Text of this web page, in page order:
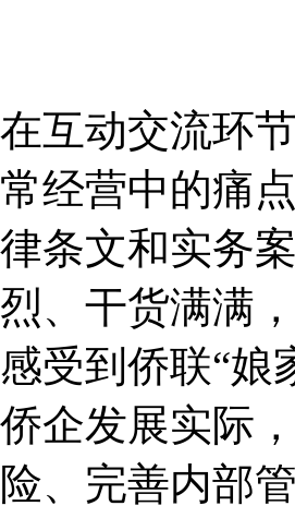
在互动交流环
常经营中的痛
律条文和实务
烈、干货满满
感受到侨联“娘
侨企发展实际
险、完善内部